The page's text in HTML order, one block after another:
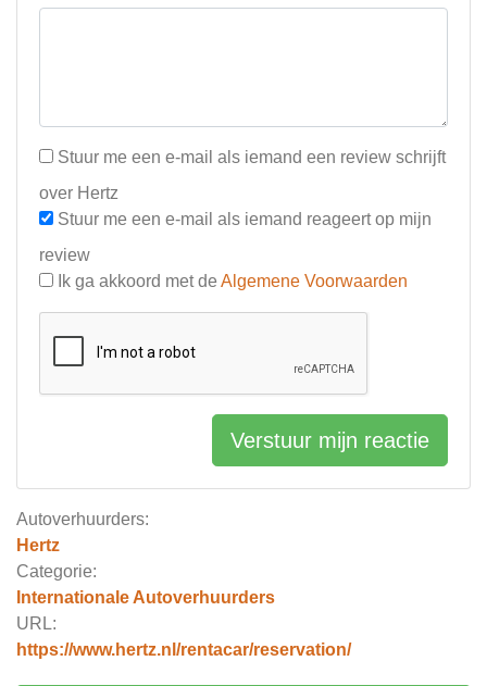
Autoverhuurders:
Hertz
Categorie:
Internationale Autoverhuurders
URL:
https://www.hertz.nl/rentacar/reservation/
Stuur me een e-mail als iemand een review schrijft
over Hertz
Stuur me een e-mail als iemand reageert op mijn
review
Ik ga akkoord met de Algemene Voorwaarden
Verstuur mijn reactie